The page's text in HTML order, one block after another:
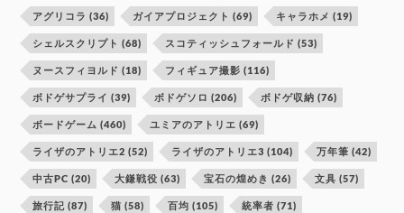
アグリコラ (36) ガイアプロジェクト (69) キャラホメ (19)
シェルスクリプト (68) スコティッシュフォールド (53)
ヌースフィヨルド (18) フィギュア撮影 (116)
ボドゲサプライ (39) ボドゲソロ (206) ボドゲ収納 (76)
ボードゲーム (460) ユミアのアトリエ (69)
ライザのアトリエ2 (52) ライザのアトリエ3 (104) 万年筆 (42)
中古PC (20) 大鎌戦役 (63) 宝石の煌めき (26) 文具 (57)
旅行記 (87) 猫 (58) 百均 (105) 統率者 (71)